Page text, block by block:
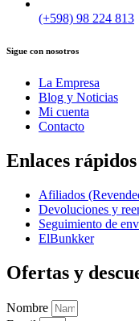
(+598) 98 224 813
Sigue con nosotros
La Empresa
Blog y Noticias
Mi cuenta
Contacto
Enlaces rápidos
Afiliados
Devoluciones y
Seguimiento de
ElBunkker
Ofertas y
Nombre